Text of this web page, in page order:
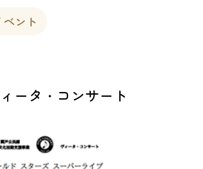
ント
ータ・コンサート